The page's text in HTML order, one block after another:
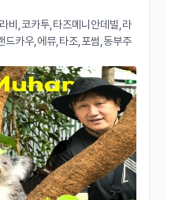
비,코카투,타즈메니안데빌,라
드카우,에뮤,타조,포썸,동부주